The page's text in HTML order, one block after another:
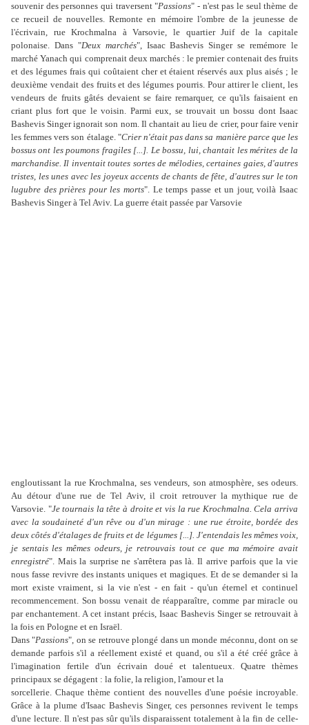
souvenir des personnes qui traversent "Passions" - n'est pas le seul thème de
ce recueil de nouvelles. Remonte en mémoire l'ombre de la jeunesse de
l'écrivain, rue Krochmalna à Varsovie, le quartier Juif de la capitale
polonaise. Dans "Deux marchés", Isaac Bashevis Singer se remémore le
marché Yanach qui comprenait deux marchés : le premier contenait des fruits
et des légumes frais qui coûtaient cher et étaient réservés aux plus aisés ; le
deuxième vendait des fruits et des légumes pourris. Pour attirer le client, les
vendeurs de fruits gâtés devaient se faire remarquer, ce qu'ils faisaient en
criant plus fort que le voisin. Parmi eux, se trouvait un bossu dont Isaac
Bashevis Singer ignorait son nom. Il chantait au lieu de crier, pour faire venir
les femmes vers son étalage. "Crier n'était pas dans sa manière parce que les
bossus ont les poumons fragiles [...]. Le bossu, lui, chantait les mérites de la
marchandise. Il inventait toutes sortes de mélodies, certaines gaies, d'autres
tristes, les unes avec les joyeux accents de chants de fête, d'autres sur le ton
lugubre des prières pour les morts". Le temps passe et un jour, voilà Isaac
Bashevis Singer à Tel Aviv. La guerre était passée par Varsovie
engloutissant la rue Krochmalna, ses vendeurs, son atmosphère, ses odeurs.
Au détour d'une rue de Tel Aviv, il croit retrouver la mythique rue de
Varsovie. "Je tournais la tête à droite et vis la rue Krochmalna. Cela arriva
avec la soudaineté d'un rêve ou d'un mirage : une rue étroite, bordée des
deux côtés d'étalages de fruits et de légumes [...]. J'entendais les mêmes voix,
je sentais les mêmes odeurs, je retrouvais tout ce que ma mémoire avait
enregistré". Mais la surprise ne s'arrêtera pas là. Il arrive parfois que la vie
nous fasse revivre des instants uniques et magiques. Et de se demander si la
mort existe vraiment, si la vie n'est - en fait - qu'un éternel et continuel
recommencement. Son bossu venait de réapparaître, comme par miracle ou
par enchantement. A cet instant précis, Isaac Bashevis Singer se retrouvait à
la fois en Pologne et en Israël.
Dans "Passions", on se retrouve plongé dans un monde méconnu, dont on se
demande parfois s'il a réellement existé et quand, ou s'il a été créé grâce à
l'imagination fertile d'un écrivain doué et talentueux. Quatre thèmes
principaux se dégagent : la folie, la religion, l'amour et la
sorcellerie. Chaque thème contient des nouvelles d'une poésie incroyable.
Grâce à la plume d'Isaac Bashevis Singer, ces personnes revivent le temps
d'une lecture. Il n'est pas sûr qu'ils disparaissent totalement à la fin de celle-